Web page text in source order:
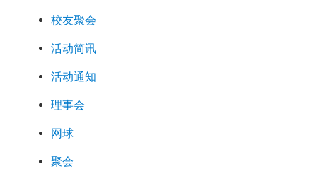
校友聚会
活动简讯
活动通知
理事会
网球
聚会